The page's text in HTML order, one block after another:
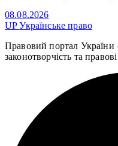
08.08.2026
UPУкраїнське право
Правовий портал України
законотворчість та